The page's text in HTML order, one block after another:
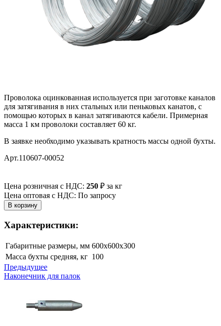
Проволока оцинкованная используется при заготовке каналов
для затягивания в них стальных или пеньковых канатов, с
помощью которых в канал затягиваются кабели. Примерная
масса 1 км проволоки составляет 60 кг.
В заявке необходимо указывать кратность массы одной бухты.
Арт.110607-00052
Цена розничная с НДС: 250 ₽ за кг
Цена оптовая с НДС: По запросу
Характеристики:
Габаритные размеры, мм 600х600х300
Масса бухты средняя, кг 100
Предыдущее
Наконечник для палок